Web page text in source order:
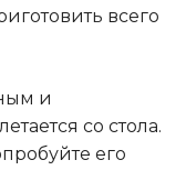
всего
и
со стола.
его